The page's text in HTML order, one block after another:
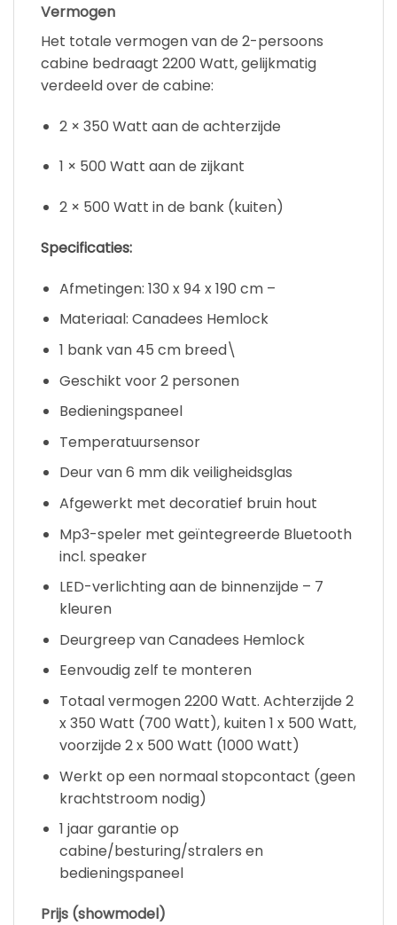
Vermogen
Het totale vermogen van de 2-persoons
cabine bedraagt 2200 Watt, gelijkmatig
verdeeld over de cabine:
2 × 350 Watt aan de achterzijde
1 × 500 Watt aan de zijkant
2 × 500 Watt in de bank (kuiten)
Specificaties:
Afmetingen: 130 x 94 x 190 cm –
Materiaal: Canadees Hemlock
1 bank van 45 cm breed\
Geschikt voor 2 personen
Bedieningspaneel
Temperatuursensor
Deur van 6 mm dik veiligheidsglas
Afgewerkt met decoratief bruin hout
Mp3-speler met geïntegreerde Bluetooth
incl. speaker
LED-verlichting aan de binnenzijde – 7
kleuren
Deurgreep van Canadees Hemlock
Eenvoudig zelf te monteren
Totaal vermogen 2200 Watt. Achterzijde 2
x 350 Watt (700 Watt), kuiten 1 x 500 Watt,
voorzijde 2 x 500 Watt (1000 Watt)
Werkt op een normaal stopcontact (geen
krachtstroom nodig)
1 jaar garantie op
cabine/besturing/stralers en
bedieningspaneel
Prijs (showmodel)